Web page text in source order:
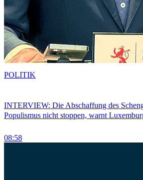
INTERVIEW: Die Abschaffung des
Populismus nicht stoppen, warnt
08:58
POLITIK